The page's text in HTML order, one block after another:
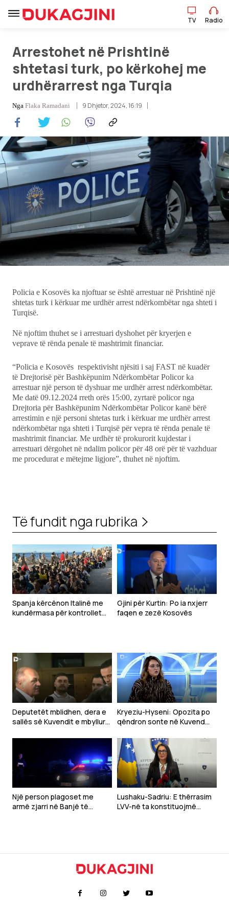
Lajme
Sport
Pikëpamje
Art Jete
Kulturë
Showbiz
Ekonomi
Teknologji
Udhëtime
DuVideo
TV Radio
Arrestohet në Prishtinë
shtetasi turk, po kërkohej me
urdhërarrest nga Turqia
Nga Flaka Ramadani 9 Dhjetor, 2024, 16:19
Policia e Kosovës ka njoftuar se është arrestuar në Prishtinë një
shtetas turk i kërkuar me urdhër arrest ndërkombëtar nga shteti i
Turqisë.
Në njoftim thuhet se i arrestuari dyshohet për kryerjen e
veprave të rënda penale të mashtrimit financiar.
“Policia e Kosovës respektivisht njësiti i saj FAST në kuadër
të Drejtorisë për Bashkëpunim Ndërkombëtar Policor ka
arrestuar një person të dyshuar me urdhër arrest ndërkombëtar.
Me datë 09.12.2024 rreth orës 15:00, zyrtarë policor nga
Drejtoria për Bashkëpunim Ndërkombëtar Policor kanë bërë
arrestimin e një personi shtetas turk i kërkuar me urdhër arrest
ndërkombëtar nga shteti i Turqisë për vepra të rënda penale të
mashtrimit financiar. Me urdhër të prokurorit kujdestar i
arrestuari dërgohet në ndalim policor për 48 orë për të vazhduar
me procedurat e mëtejme ligjore”, thuhet në njoftim.
Të fundit nga rubrika
Spanja kërcënon Italinë me
kundërmasa për kontrollet
Gjini për Kurtin: Po ia nxjerr
faqen e zezë Kosovës
Deputetët mblidhen, dera e
sallës së Kuvendit e mbyllur
Kryeziu-Hyseni: Opozita po
qëndron sonte në Kuvend
zhvillim
Një person plagoset me
armë zjarri në Banjë të
Lushaku-Sadriu: E thërrasim
LVV-në ta konstituojmë